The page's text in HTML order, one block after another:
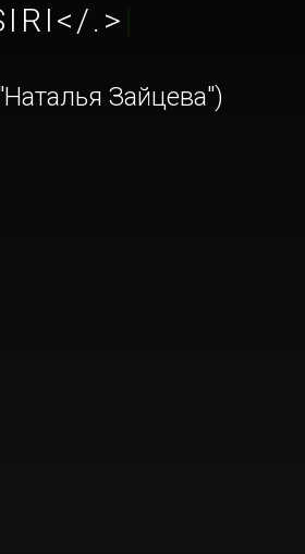
.>
Зайцева")